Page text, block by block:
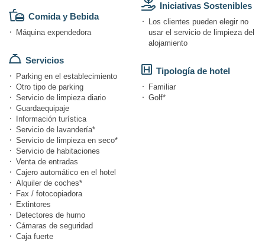
Comida y Bebida
Máquina expendedora
Servicios
Parking en el establecimiento
Otro tipo de parking
Servicio de limpieza diario
Guardaequipaje
Información turística
Servicio de lavandería*
Servicio de limpieza en seco*
Servicio de habitaciones
Venta de entradas
Cajero automático en el hotel
Alquiler de coches*
Fax / fotocopiadora
Extintores
Detectores de humo
Cámaras de seguridad
Caja fuerte
Iniciativas Sostenibles
Los clientes pueden elegir no
usar el servicio de limpieza del
alojamiento
Tipología de hotel
Familiar
Golf*